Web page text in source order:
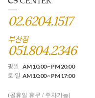
02.6204.1517
부산점
051.804.2346
평일 AM 10:00 ~ PM 20:00
토·일 AM 10:00 ~ PM 17:00
(공휴일 휴무 / 주차가능)